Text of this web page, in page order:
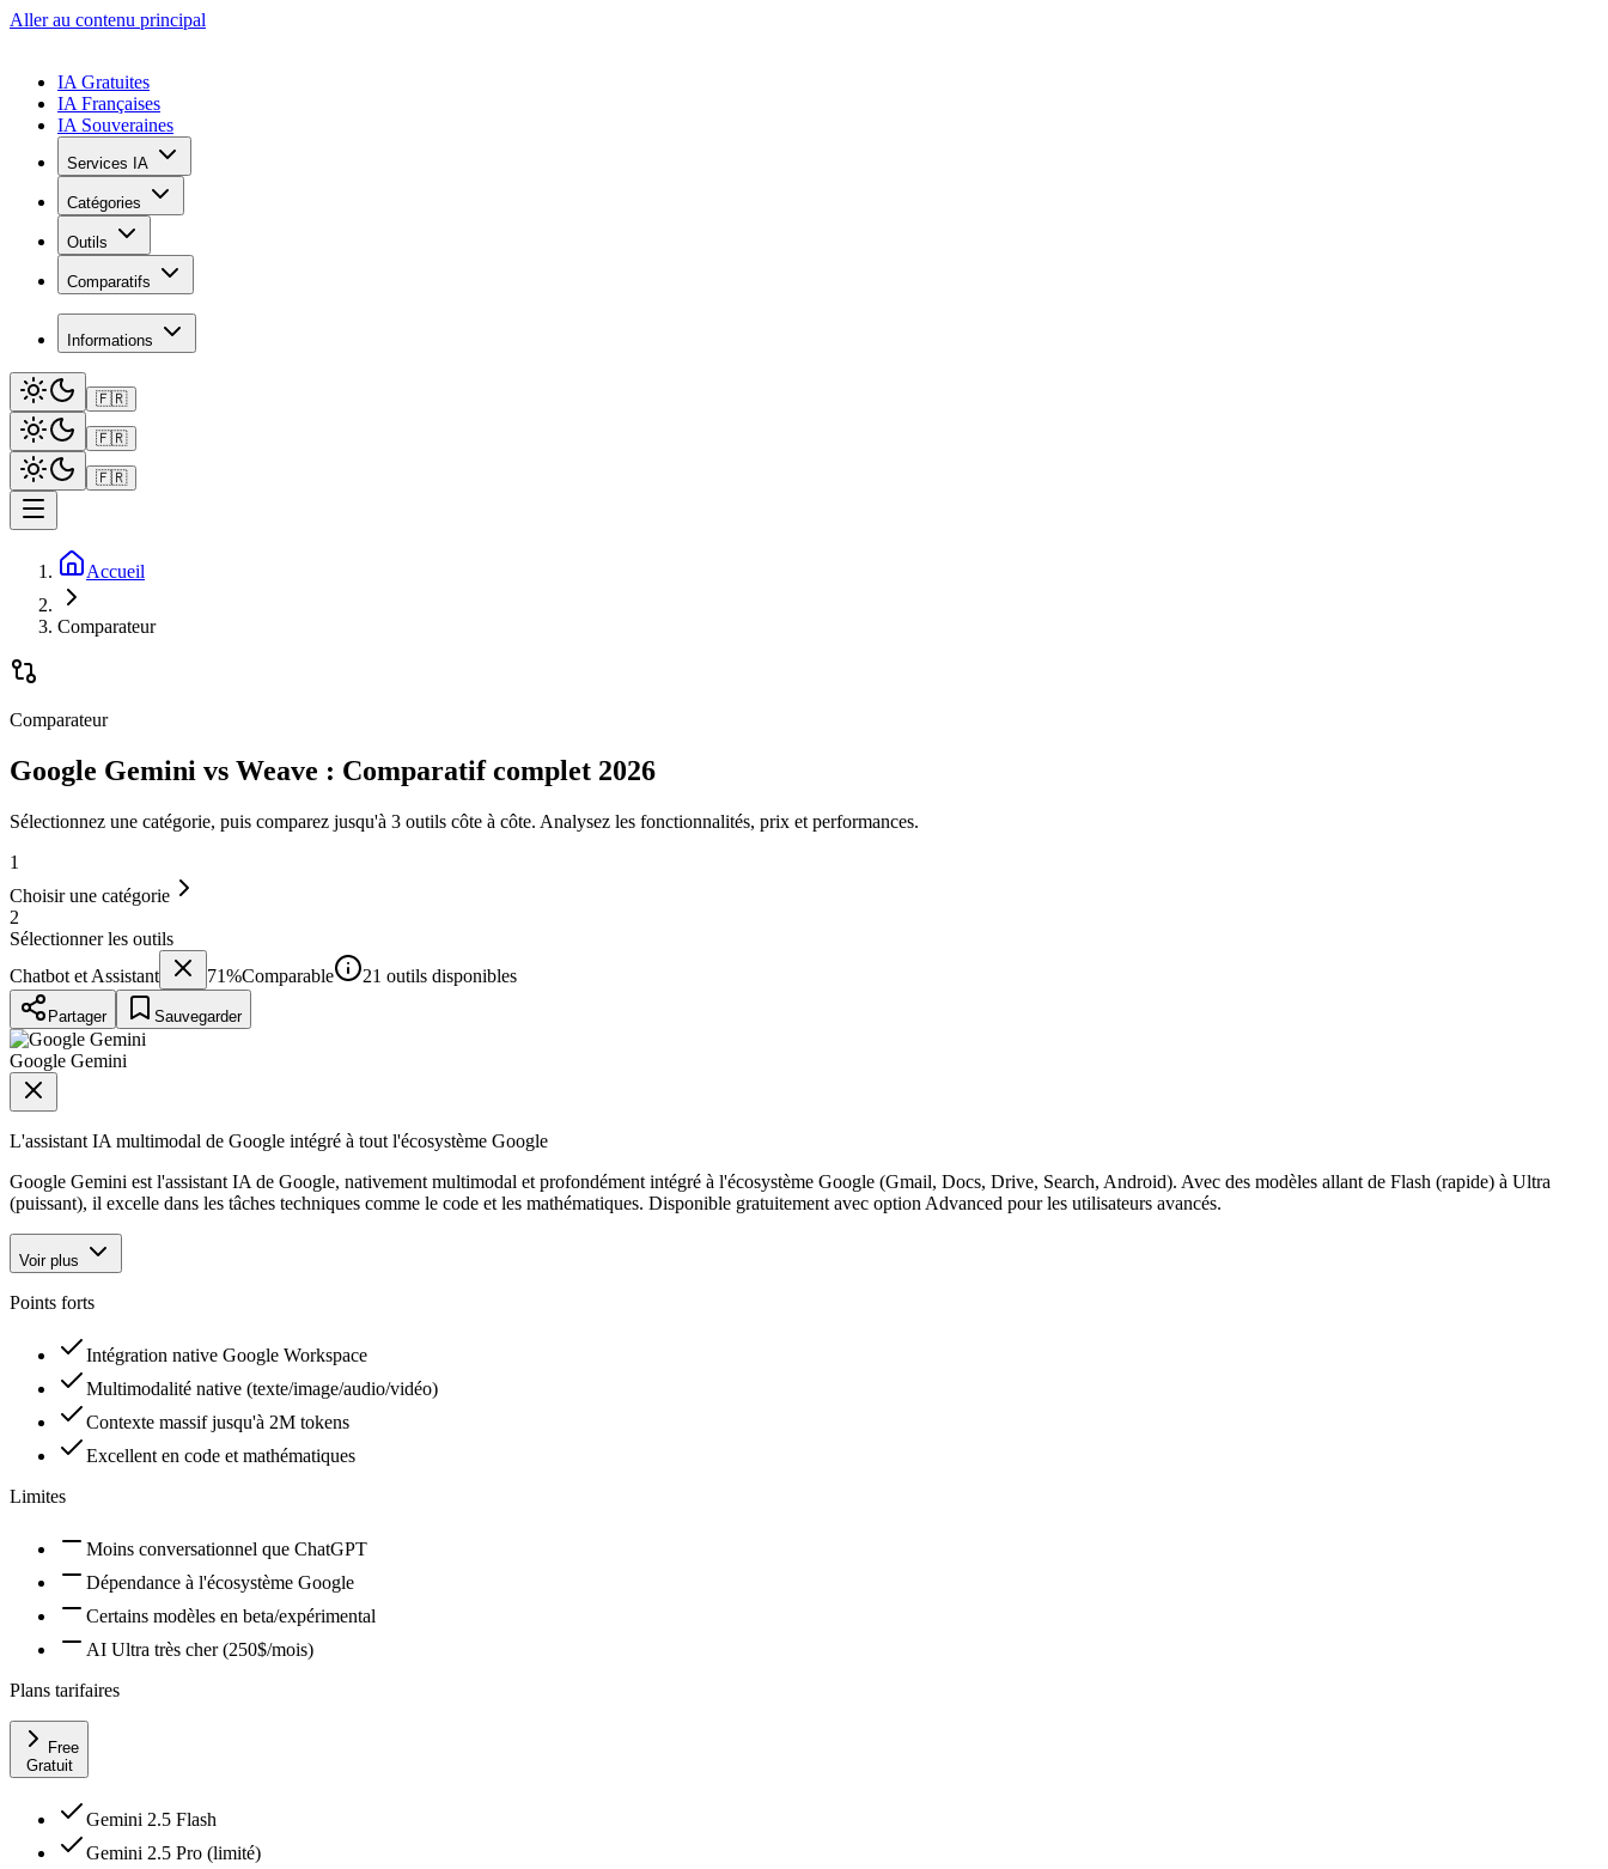
Aller au contenu principal
IA Gratuites
IA Françaises
IA Souveraines
Services IA
Catégories
Outils
Comparatifs
Informations
🇫🇷
🇫🇷
🇫🇷
Accueil
Comparateur
Comparateur
Google Gemini vs Weave : Comparatif complet 2026
Sélectionnez une catégorie, puis comparez jusqu'à 3 outils côte à côte. Analysez les fonctionnalités, prix et performances.
1
Choisir une catégorie
2
Sélectionner les outils
Chatbot et Assistant
71%Comparable 21 outils disponibles
Partager Sauvegarder
Google Gemini
L'assistant IA multimodal de Google intégré à tout l'écosystème Google
Google Gemini est l'assistant IA de Google, nativement multimodal et profondément intégré à l'écosystème Google (Gmail, Docs, Drive, Search, Android). Avec des modèles allant de Flash (rapide) à Ultra
(puissant), il excelle dans les tâches techniques comme le code et les mathématiques. Disponible gratuitement avec option Advanced pour les utilisateurs avancés.
Voir plus
Points forts
Intégration native Google Workspace
Multimodalité native (texte/image/audio/vidéo)
Contexte massif jusqu'à 2M tokens
Excellent en code et mathématiques
Limites
Moins conversationnel que ChatGPT
Dépendance à l'écosystème Google
Certains modèles en beta/expérimental
AI Ultra très cher (250$/mois)
Plans tarifaires
Free
Gratuit
Gemini 2.5 Flash
Gemini 2.5 Pro (limité)